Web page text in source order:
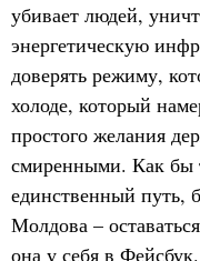
убивает людей,
энергетическую
доверять режиму,
холоде, который
простого желания
смиренными. Как бы
единственный путь,
Молдова –
она у себя в Фейсбук.